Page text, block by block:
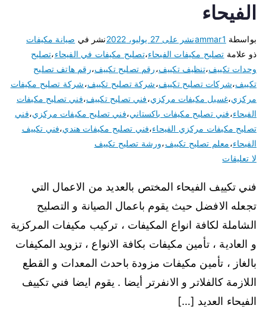
الفيحاء
بواسطة ammar1نشر على 27 يوليو، 2022 نشر في صيانة مكيفات
ذو علامة تصليح مكيفات الفيحاء،تصليح مكيفات في الفيحاء،تصليح
وحدات تكييف،تنظيف تكييف،رقم تصليح تكييف،رقم هاتف تصليح
تكييف،شركات تصليح تكييف،شركة تصليح تكييف،شركة تصليح مكيفات
مركزي،غسيل مكيفات مركزي،فني تصليح تكييف،فني تصليح مكيفات
الفيحاء،فني تصليح مكيفات باكستاني،فني تصليح مكيفات مركزي،فني
تصليح مكيفات مركزي الفيحاء،فني تصليح مكيفات هندي،فني تكييف
الفيحاء،معلم تصليح تكييف،ورشة تصليح تكييف
لا تعليقات
فني تكييف الفيحاء المختص بالعديد من الاعمال التي
تجعله الافضل حيث يقوم باعمال الصيانة و التصليح
الشاملة لكافة انواع المكيفات ، تركيب مكيفات المركزية
و العادية ، تأمين مكيفات بكافة الانواع ، تزويد المكيفات
بالغاز ، تأمين مكيفات مزودة باحدث المعدات و القطع
اللازمة كالفلاتر و الانفرتر أيضا . يقوم ايضا فني تكييف
الفيحاء العديد […]